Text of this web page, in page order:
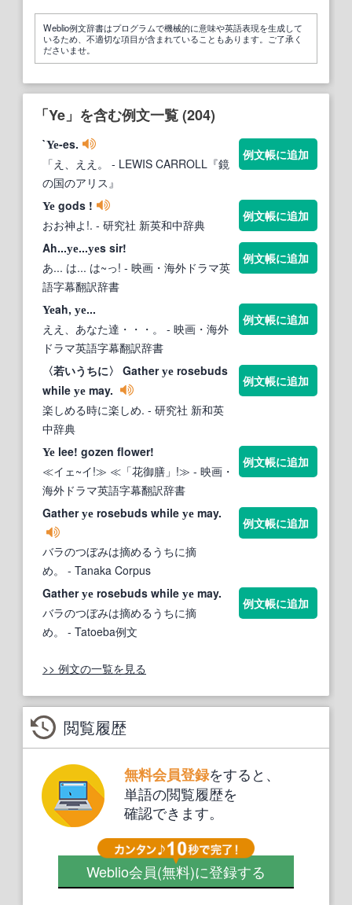
Weblio例文辞書はプログラムで機械的に意味や英語表現を生成して
いるため、不適切な項目が含まれていることもあります。ご了承く
ださいませ。
「Ye」を含む例文一覧 (204)
`Ye-es.
「え、ええ。
- LEWIS CARROLL『鏡
の国のアリス』
例文帳に追加
Ye gods !
おお神よ!. - 研究社 新英和中辞典
例文帳に追加
Ah...ye...yes sir!
あ... は... は~っ! - 映画・海外ドラマ英
語字幕翻訳辞書
例文帳に追加
Yeah, ye...
ええ、あなた達・・・。
- 映画・海外
ドラマ英語字幕翻訳辞書
例文帳に追加
〈若いうちに〉 Gatherye rosebuds
while ye may.
楽しめる時に楽しめ. - 研究社 新和英
中辞典
例文帳に追加
Ye lee! gozen flower!
≪イェ~イ!≫ ≪「花御膳」!≫ - 映画・
海外ドラマ英語字幕翻訳辞書
例文帳に追加
Gatherye rosebuds while ye may.
バラのつぼみは摘めるうちに摘
め。
- Tanaka Corpus
例文帳に追加
Gatherye rosebuds while ye may.
バラのつぼみは摘めるうちに摘
め。
- Tatoeba例文
例文帳に追加
>> 例文の一覧を見る
閲覧履歴
無料会員登録をすると、
単語の閲覧履歴を
確認できます。
Weblio会員(無料)に登録する